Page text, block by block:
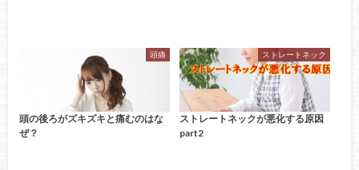
頭痛
頭の後ろがズキズキと痛むのはな
ぜ？
ストレートネック
ストレートネックが悪化する原因
part2